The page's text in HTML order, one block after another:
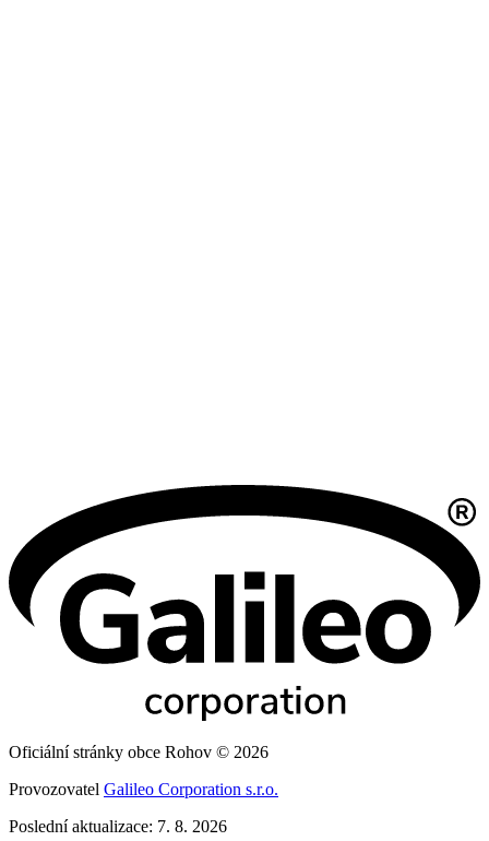
Oficiální stránky obce Rohov © 2026
Provozovatel Galileo Corporation s.r.o.
Poslední aktualizace: 7. 8. 2026